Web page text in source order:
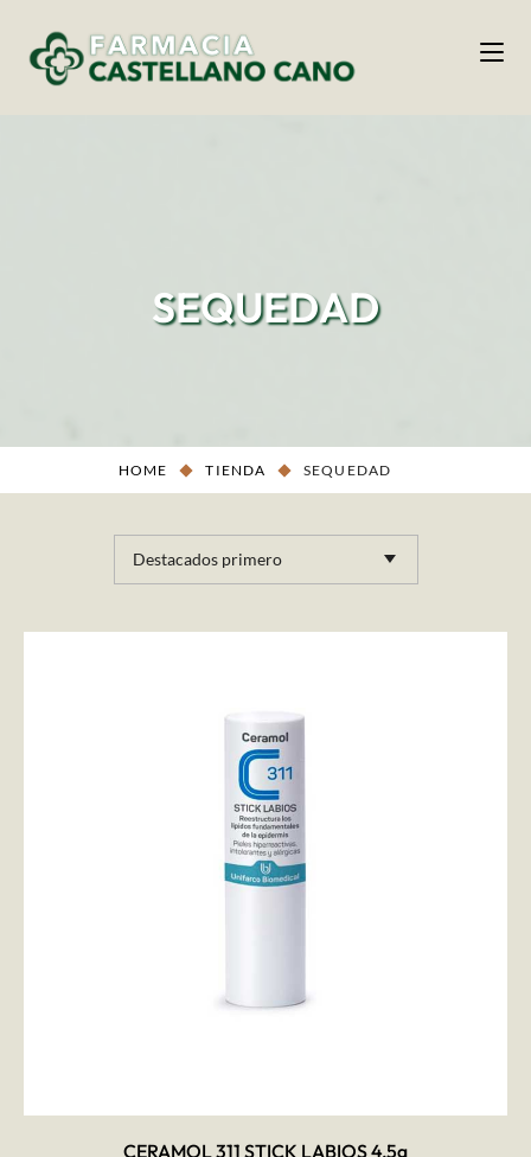
SEQUEDAD
HOME TIENDA SEQUEDAD
Destacados primero
CERAMOL 311 STICK LABIOS 4,5g